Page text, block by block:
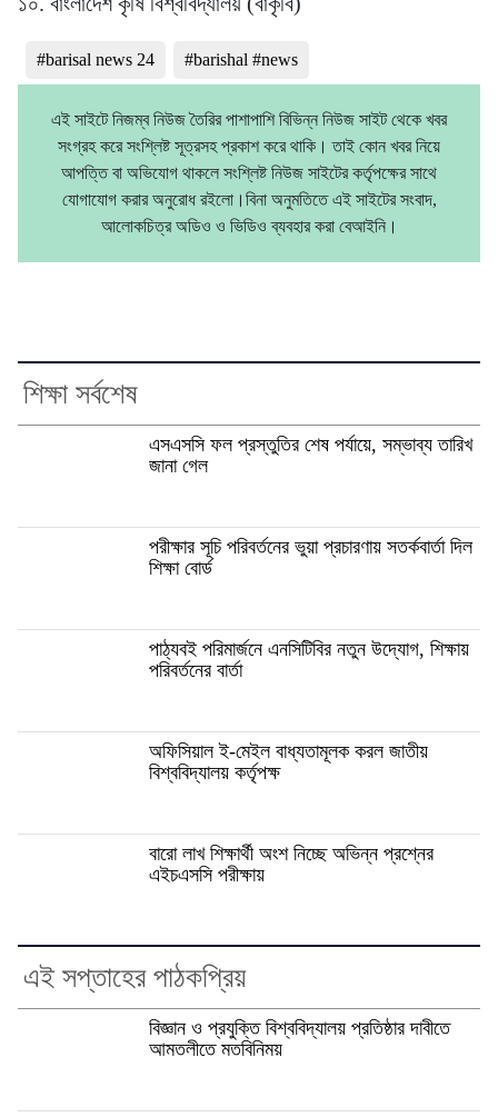
#barisal news 24 #barishal #news
এই সাইটে নিজম্ব নিউজ তৈরির পাশাপাশি বিভিন্ন নিউজ সাইট থেকে খবর
সংগ্রহ করে সংশ্লিষ্ট সূত্রসহ প্রকাশ করে থাকি। তাই কোন খবর নিয়ে
আপত্তি বা অভিযোগ থাকলে সংশ্লিষ্ট নিউজ সাইটের কর্তৃপক্ষের সাথে
যোগাযোগ করার অনুরোধ রইলো।বিনা অনুমতিতে এই সাইটের সংবাদ,
আলোকচিত্র অডিও ও ভিডিও ব্যবহার করা বেআইনি।
শিক্ষা সর্বশেষ
এসএসসি ফল প্রস্তুতির শেষ পর্যায়ে, সম্ভাব্য তারিখ
জানা গেল
পরীক্ষার সূচি পরিবর্তনের ভুয়া প্রচারণায় সতর্কবার্তা দিল
শিক্ষা বোর্ড
পাঠ্যবই পরিমার্জনে এনসিটিবির নতুন উদ্যোগ, শিক্ষায়
পরিবর্তনের বার্তা
অফিসিয়াল ই-মেইল বাধ্যতামূলক করল জাতীয়
বিশ্ববিদ্যালয় কর্তৃপক্ষ
বারো লাখ শিক্ষার্থী অংশ নিচ্ছে অভিন্ন প্রশ্নের
এইচএসসি পরীক্ষায়
এই সপ্তাহের পাঠকপ্রিয়
বিজ্ঞান ও প্রযুক্তি বিশ্ববিদ্যালয় প্রতিষ্ঠার দাবীতে
আমতলীতে মতবিনিময়